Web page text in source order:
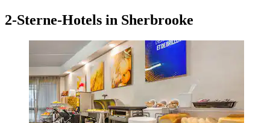
2-Sterne-Hotels in Sherbrooke